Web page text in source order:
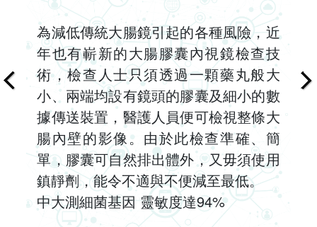
為減低傳統大腸鏡引起的各種風險，近
年也有嶄新的大腸膠囊內視鏡檢查技
術，檢查人士只須透過一顆藥丸般大
小、兩端均設有鏡頭的膠囊及細小的數
據傳送裝置，醫護人員便可檢視整條大
腸內壁的影像。由於此檢查準確、簡
單，膠囊可自然排出體外，又毋須使用
鎮靜劑，能令不適與不便減至最低。
中大測細菌基因 靈敏度達94%